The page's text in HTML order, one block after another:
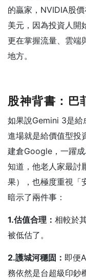
的贏家，NVIDIA股
美元，因為投資人開
更在掌握流量、雲端
地方。
股神背書：巴
如果說Gemini 3是給
進場就是給價值型投
建倉Google，一躍
知道，他老人家最討
果），也極度重視「
暗示了兩件事：
1.估值合理： 相較於
被低估了。
2.護城河穩固： 即便
務依然是台超級印鈔